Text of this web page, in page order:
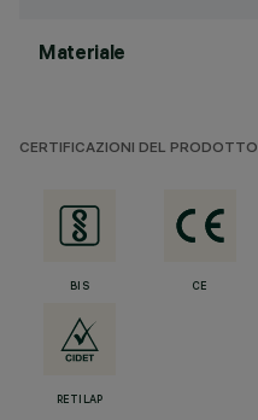
Materiale
CERTIFICAZIONI DEL PRODOTTO
BIS CE
RETILAP